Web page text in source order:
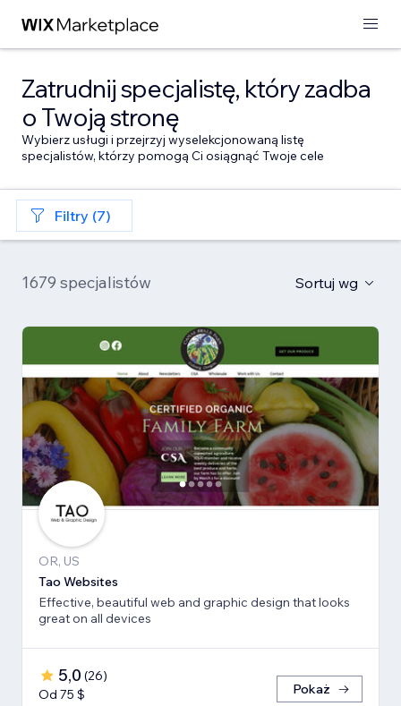
Zatrudnij specjalistę, który zadba
o Twoją stronę
Wybierz usługi i przejrzyj wyselekcjonowaną listę
specjalistów, którzy pomogą Ci osiągnąć Twoje cele
Filtry (7)
1679 specjalistów Sortuj wg
OR, US
Tao Websites
Effective, beautiful web and graphic design that looks
great on all devices
5,0 (26)
Od 75 $
Pokaż